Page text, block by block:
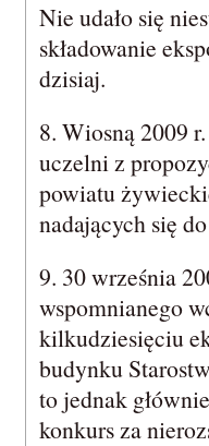
Nie udało się
składowanie
dzisiaj.
8. Wiosną 2009
uczelni z
powiatu
nadających się
9. 30 września
wspomnianego
kilkudziesięciu
budynku
to jednak
konkurs za